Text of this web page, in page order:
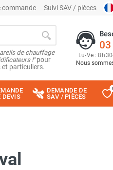
commande Suivi SAV / pièces
de chauffage
!"pour
et particuliers.
Lu-Ve : 8h30
Nous
DEVIS
DEMANDE DE
SAV / PIÈCES